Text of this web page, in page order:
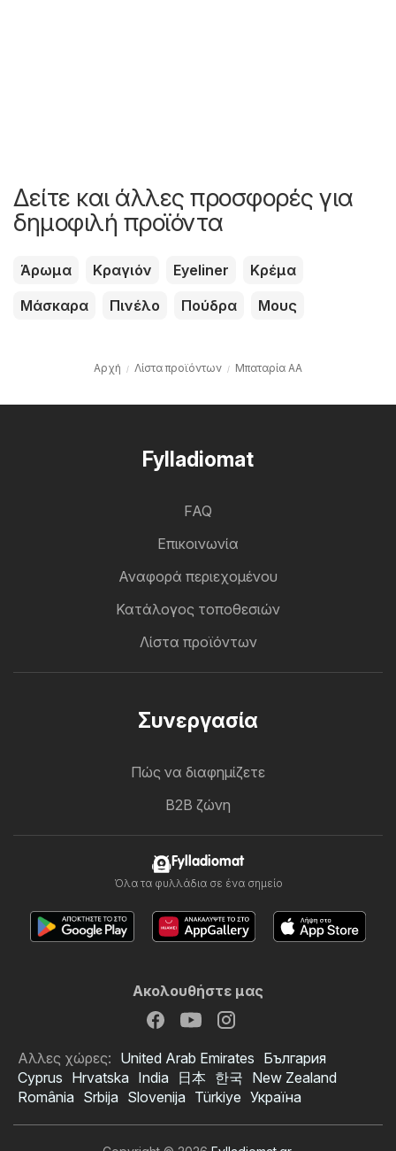
Δείτε και άλλες προσφορές για
δημοφιλή προϊόντα
Άρωμα Κραγιόν Eyeliner
Κρέμα
Μάσκαρα
Πινέλο Πούδρα Μους
Αρχή Λίστα προϊόντων Μπαταρία AA
Fylladiomat
FAQ
Επικοινωνία
Αναφορά περιεχομένου
Κατάλογος τοποθεσιών
Λίστα προϊόντων
Συνεργασία
Πώς να διαφημίζετε
B2B ζώνη
Fylladiomat
Όλα τα φυλλάδια σε ένα σημείο
Ακολουθήστε μας
Αλλες χώρες: United Arab Emirates България
Cyprus Hrvatska India 日本 한국 New Zealand
România Srbija Slovenija Türkiye Україна